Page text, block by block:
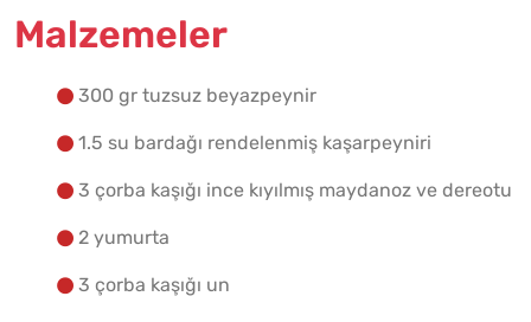
Malzemeler
300 gr tuzsuz beyazpeynir
1.5 su bardağı rendelenmiş kaşarpeyniri
3 çorba kaşığı ince kıyılmış maydanoz ve dereotu
2 yumurta
3 çorba kaşığı un